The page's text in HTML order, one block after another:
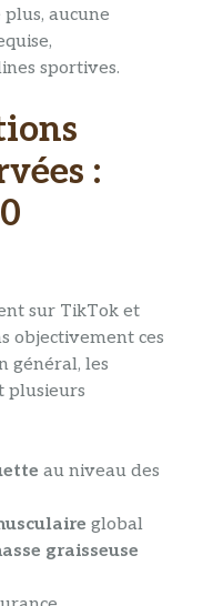
aucune
sportives.
:
sur TikTok et
objectivement ces
général, les
plusieurs
au niveau des
global
graisseuse